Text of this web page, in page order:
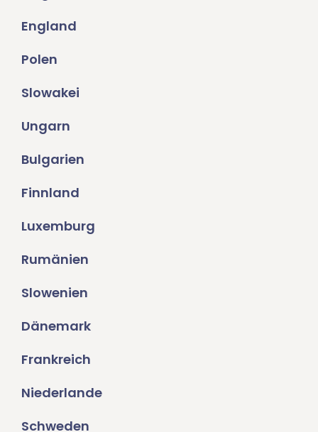
England
Polen
Slowakei
Ungarn
Bulgarien
Finnland
Luxemburg
Rumänien
Slowenien
Dänemark
Frankreich
Niederlande
Schweden